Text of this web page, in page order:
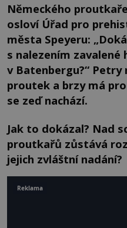
Německého
osloví Úřad pro
města Speyeru:
s nalezením zavalené
v Batenbergu?“ Petry
proutek a brzy má
se zeď nachází.
Jak to dokázal? Nad
proutkařů zůstává
jejich zvláštní nadání?
Reklama